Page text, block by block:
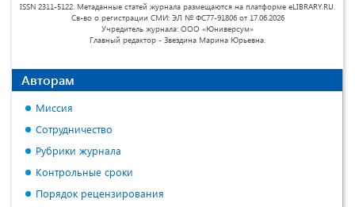
ISSN 2311-5122. Метаданные статей журнала размещаются на платформе eLIBRARY.RU.
Св-во о регистрации СМИ: ЭЛ № ФС77-91806 от 17.06.2026
Учредитель журнала: ООО «Юниверсум»
Главный редактор - Звездина Марина Юрьевна.
Авторам
Миссия
Сотрудничество
Рубрики журнала
Контрольные сроки
Порядок рецензирования